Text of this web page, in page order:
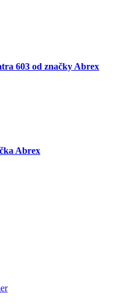
603 od značky Abrex
Abrex